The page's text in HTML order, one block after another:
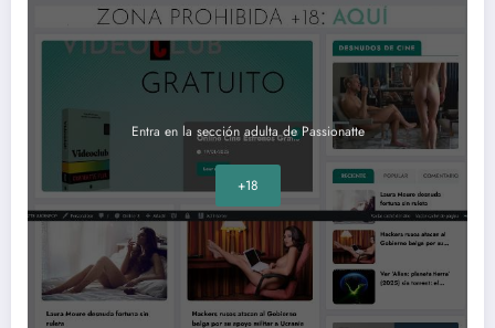
Entra en la sección adulta de Passionatte
+18